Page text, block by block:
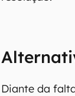
Diante da